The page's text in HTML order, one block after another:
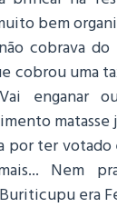
bem
cobrava
uma
enganar
matasse
por ter
Nem
era